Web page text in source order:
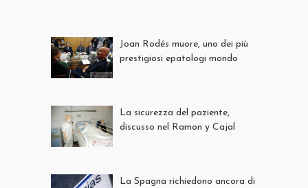
Joan Rodés muore, uno dei più
prestigiosi epatologi mondo
La sicurezza del paziente,
discusso nel Ramon y Cajal
La Spagna richiedono ancora di